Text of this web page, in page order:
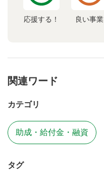
応援する！ 良い事業
関連ワード
カテゴリ
助成・給付金・融資
タグ